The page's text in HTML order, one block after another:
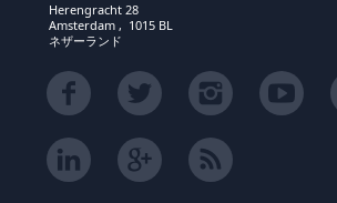
Herengracht 28
Amsterdam , 1015 BL
ネザーランド